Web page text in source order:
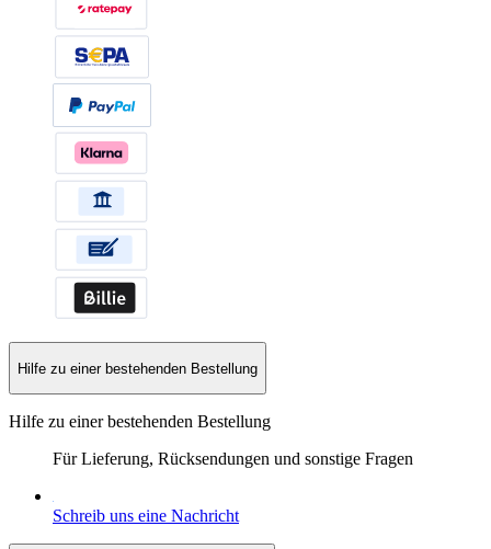
Hilfe zu einer bestehenden Bestellung
Hilfe zu einer bestehenden Bestellung
Für Lieferung, Rücksendungen und sonstige Fragen
Schreib uns eine Nachricht